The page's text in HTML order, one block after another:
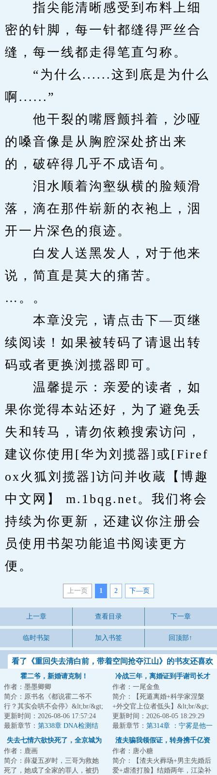
指尖能清晰感受到布料上细
密的针脚，每一针都缝得严丝合
缝，每一线都走得笔直匀称。
“为什么......这到底是为什么
啊......”
他干裂的嘴唇颤抖着，沙哑
的嗓音像是从胸腔深处挤出来
的，破碎得几乎不成语句。
泪水顺着沟壑纵横的脸颊滑
落，滴在那件崭新的衣袍上，洇
开一片深色的痕迹。
白发人送黑发人，对于他来
说，简直是莫大的痛苦。
…。。
本章没完，请点击下—页继
续阅读！如果被转码了请退出转
码或者更换浏揽器即可。
温馨提示：亲爱的读者，如
果你觉得本站还好，为了避免丢
失和转马，请勿依赖搜索访问，
建议你使用[华为刘揽器]或[Firef
ox火狐刘揽器]访问并收蔵【博趣
中文网】 m.1bqg.net。我们将会
持续为你更新，还建议你注册会
员使用书架功能追书阅读更方
便。
上一页 1 2 下—页
上一章 查看目录 下一章
临时书架 加入书签 回顶部↑
看了《重回失去清白前，带着空间抢夺江山》的书友还喜欢
看
霍二爷，新婚请克制！
作者：墨墨卿卿
简介：原书名《都说霍二爷不
行？其实会哄不会停》&lt;br/&gt;
恢复听力那天，阮念念得知自己
被绿，甩了渣...
更新时间：2026-08-06 17:57:24
最新章节： 第338章 DNA检测结
果！
冷战三年，离婚证到手谢司长才
说爱我
作者：一尾金鱼
简介：【死遁离婚+科学家涅槃
+外交官上位者低头】&lt;br/&gt;
宁雾拿到子宫癌诊断书那天，撞
破丈夫陪她亲...
更新时间：2026-08-05 18:29:29
最新章节： 第314章 ：宁雾是他一
生亏欠
失去七情六欲快死了，全京城为
作者：鹿画
简介：薛凝五岁时，三哥为救她
死了，她成了全家的罪人，被扔
渣夫骗我领假证，转身携千亿资
产嫁权少
作者：唐小糖
简介：【渣夫火葬场+男主先婚后
爱+虐渣打脸】结婚两年，江染补